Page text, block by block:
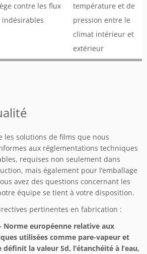
contre les flux
indésirables
température et de
pression entre le
climat intérieur et
extérieur
les solutions de films que nous
aux réglementations techniques
requises non seulement dans
mais également pour l’emballage
avez des questions concernant les
équipe se tient à votre disposition.
pertinentes en fabrication :
Norme européenne relative aux
utilisées comme pare-vapeur et
la valeur Sd, l’étanchéité à l’eau,